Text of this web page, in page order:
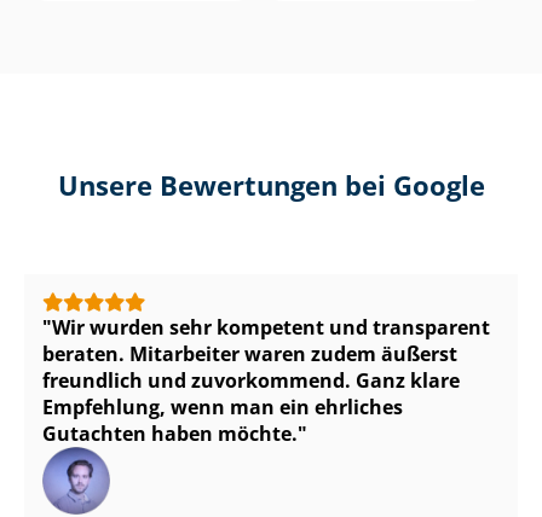
Unsere Bewertungen bei Google
Wir wurden sehr kompetent und transparent
beraten. Mitarbeiter waren zudem äußerst
freundlich und zuvorkommend. Ganz klare
Empfehlung, wenn man ein ehrliches
Gutachten haben möchte.